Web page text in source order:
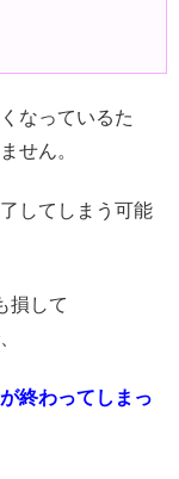
なっているた
せん。
してしまう可能
損して
終わってしまっ